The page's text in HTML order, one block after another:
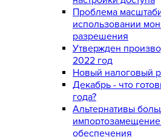
Проблема
использовании
разрешения
Утвержден
2022 год
Новый налоговый
Декабрь - что
года?
Альтернативы
обеспечения